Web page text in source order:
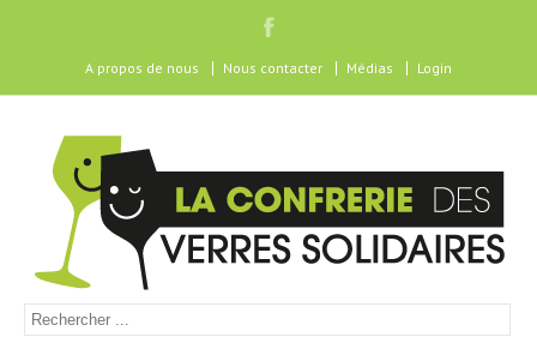
A propos de nous Nous contacter Médias Login